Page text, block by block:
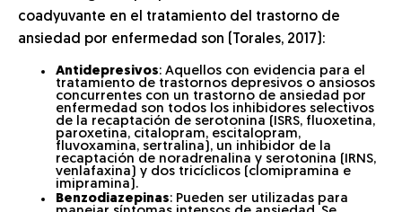
coadyuvante en el tratamiento del trastorno de
ansiedad por enfermedad son (Torales, 2017):
Antidepresivos: Aquellos con evidencia para el
tratamiento de trastornos depresivos o ansiosos
concurrentes con un trastorno de ansiedad por
enfermedad son todos los inhibidores selectivos
de la recaptación de serotonina (ISRS, fluoxetina,
paroxetina, citalopram, escitalopram,
fluvoxamina, sertralina), un inhibidor de la
recaptación de noradrenalina y serotonina (IRNS,
venlafaxina) y dos tricíclicos (clomipramina e
imipramina).
Benzodiazepinas: Pueden ser utilizadas para